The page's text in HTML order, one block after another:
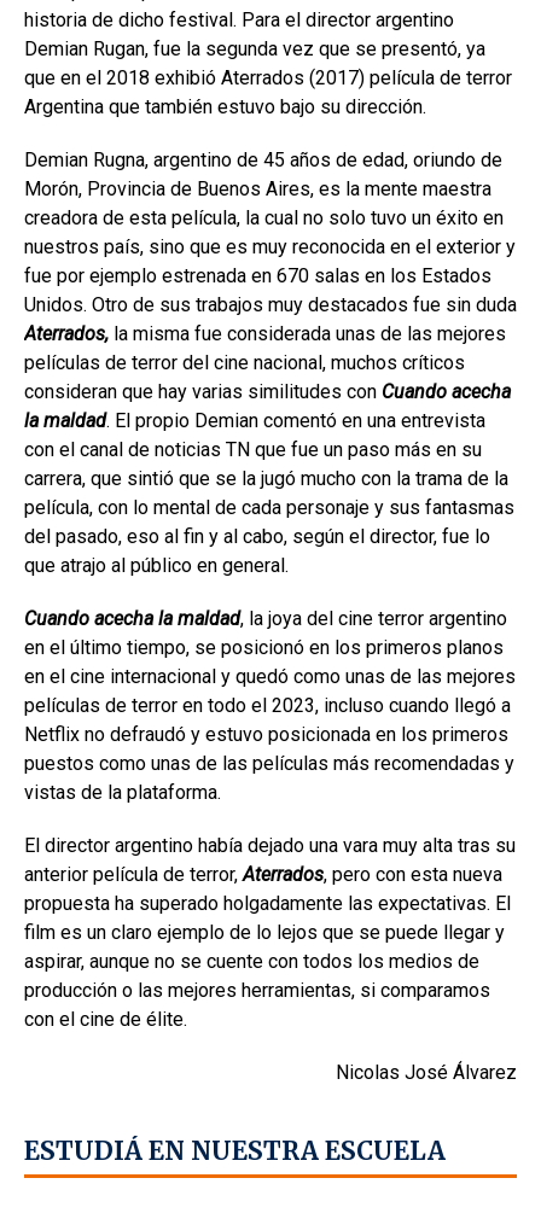
historia de dicho festival. Para el director argentino
Demian Rugan, fue la segunda vez que se presentó, ya
que en el 2018 exhibió Aterrados (2017) película de terror
Argentina que también estuvo bajo su dirección.
Demian Rugna, argentino de 45 años de edad, oriundo de
Morón, Provincia de Buenos Aires, es la mente maestra
creadora de esta película, la cual no solo tuvo un éxito en
nuestros país, sino que es muy reconocida en el exterior y
fue por ejemplo estrenada en 670 salas en los Estados
Unidos. Otro de sus trabajos muy destacados fue sin duda
Aterrados, la misma fue considerada unas de las mejores
películas de terror del cine nacional, muchos críticos
consideran que hay varias similitudes con Cuando acecha
la maldad. El propio Demian comentó en una entrevista
con el canal de noticias TN que fue un paso más en su
carrera, que sintió que se la jugó mucho con la trama de la
película, con lo mental de cada personaje y sus fantasmas
del pasado, eso al fin y al cabo, según el director, fue lo
que atrajo al público en general.
Cuando acecha la maldad, la joya del cine terror argentino
en el último tiempo, se posicionó en los primeros planos
en el cine internacional y quedó como unas de las mejores
películas de terror en todo el 2023, incluso cuando llegó a
Netflix no defraudó y estuvo posicionada en los primeros
puestos como unas de las películas más recomendadas y
vistas de la plataforma.
El director argentino había dejado una vara muy alta tras su
anterior película de terror,Aterrados, pero con esta nueva
propuesta ha superado holgadamente las expectativas. El
film es un claro ejemplo de lo lejos que se puede llegar y
aspirar, aunque no se cuente con todos los medios de
producción o las mejores herramientas, si comparamos
con el cine de élite.
Nicolas José Álvarez
ESTUDIÁ EN NUESTRA ESCUELA